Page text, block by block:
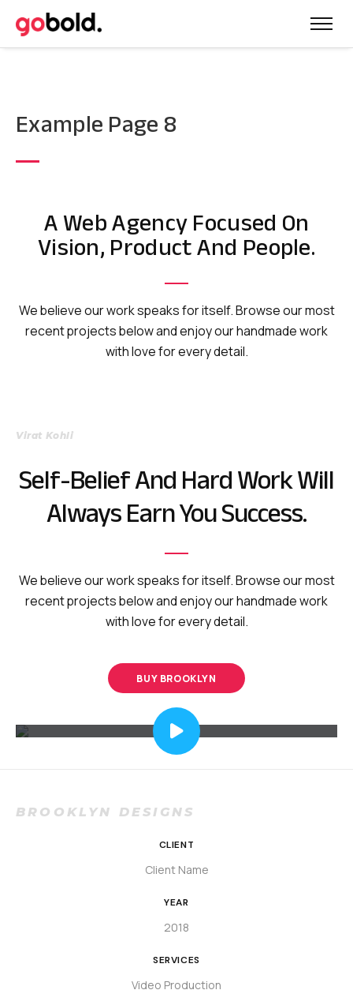
Example Page 8
A Web Agency Focused On
Vision, Product And People.
We believe our work speaks for itself. Browse our most
recent projectsbelow and enjoy ourhandmade work
with love for every detail.
Virat Kohli
Self-Belief And Hard Work Will
Always Earn You Success.
We believe our work speaks for itself. Browse our most
recent projects below and enjoy ourhandmade work
with love for every detail.
BUY BROOKLYN
BROOKLYN DESIGNS
CLIENT
Client Name
YEAR
2018
SERVICES
Video Production